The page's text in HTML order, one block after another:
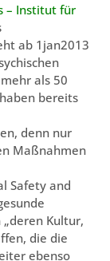
– Institut für
ab 1jan2013
als 50
bereits
denn nur
Maßnahmen
Safety and
Kultur,
die die
ebenso